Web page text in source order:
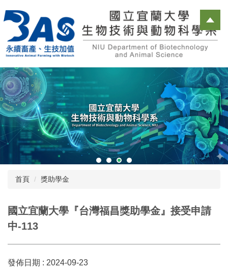
到
要
內
區
首頁 獎助學金
國立宜蘭大學『台灣福昌獎助學金』接受申請
中-113
發佈日期 : 2024-09-23